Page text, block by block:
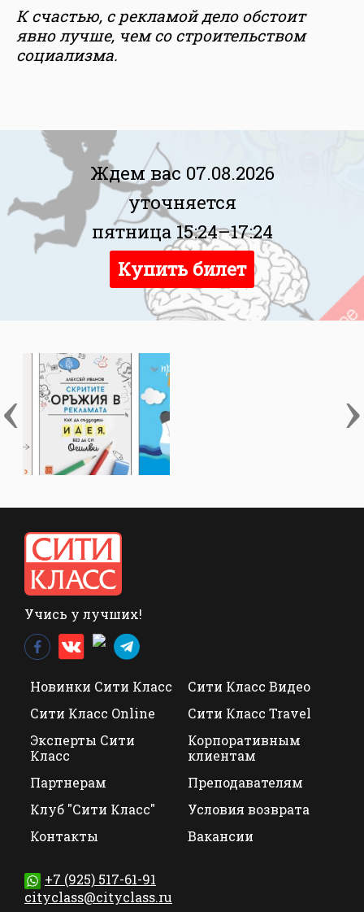
К счастью, с рекламой дело обстоит
явно лучше, чем со строительством
социализма.
Ждем вас 07.08.2026
уточняется
пятница 15:24–17:24
Купить билет
‹ ›
Учись у лучших!
Новинки Сити Класс
Сити Класс Видео
Сити Класс Online
Сити Класс Travel
Эксперты Сити
Класс
Корпоративным
клиентам
Партнерам
Преподавателям
Клуб "Сити Класс"
Условия возврата
Контакты
Вакансии
+7 (925) 517-61-91
cityclass@cityclass.ru